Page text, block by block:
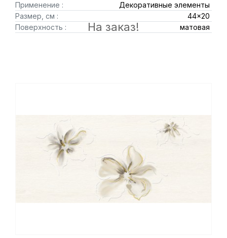
Применение :
Декоративные элементы
Размер, см :
44x20
Поверхность :
матовая
На заказ!